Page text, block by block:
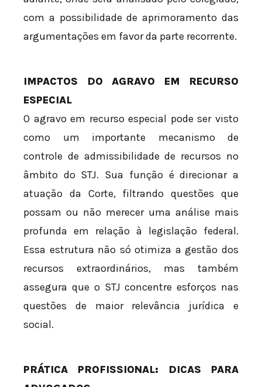
com a possibilidade de aprimoramento das
argumentações em favor da parte recorrente.
IMPACTOS DO AGRAVO EM RECURSO
ESPECIAL
O agravo em recurso especial pode ser visto
como um importante mecanismo de
controle de admissibilidade de recursos no
âmbito do STJ. Sua função é direcionar a
atuação da Corte, filtrando questões que
possam ou não merecer uma análise mais
profunda em relação à legislação federal.
Essa estrutura não só otimiza a gestão dos
recursos extraordinários, mas também
assegura que o STJ concentre esforços nas
questões de maior relevância jurídica e
social.
PRÁTICA PROFISSIONAL: DICAS PARA